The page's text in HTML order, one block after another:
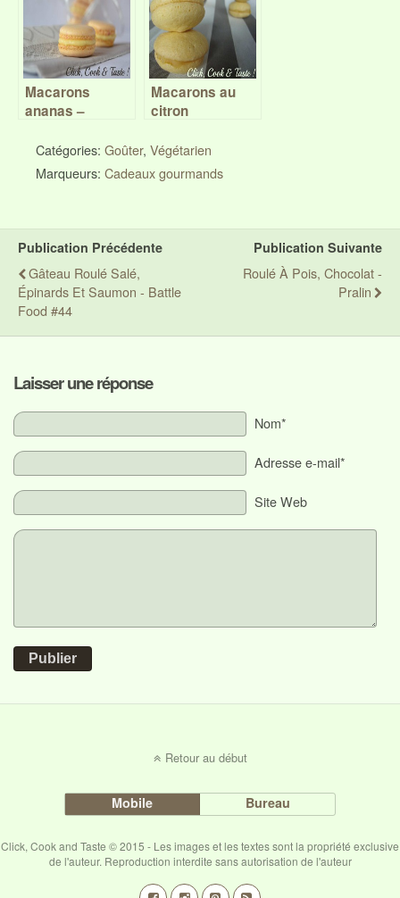
Macarons
ananas –
Macarons au
citron
Catégories: Goûter, Végétarien
Marqueurs: Cadeaux gourmands
Publication Précédente
Gâteau Roulé Salé,
Épinards Et Saumon - Battle
Food #44
Publication Suivante
Roulé À Pois, Chocolat -
Pralin
Laisser une réponse
Nom*
Adresse e-mail*
Site Web
Publier
Retour au début
Mobile Bureau
Click, Cook and Taste © 2015 - Les images et les textes sont la propriété exclusive
de l'auteur. Reproduction interdite sans autorisation de l'auteur